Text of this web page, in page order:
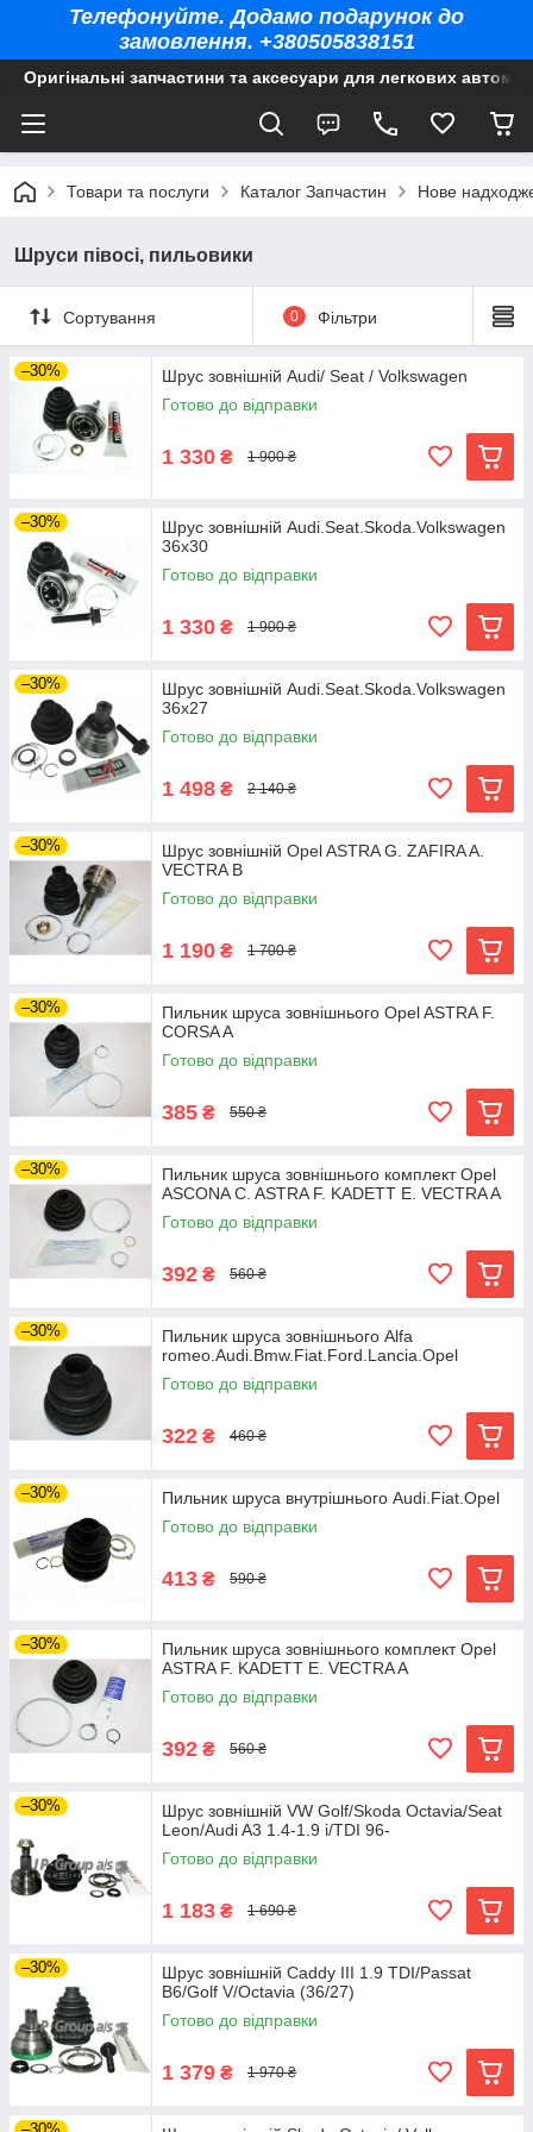
Телефонуйте. Додамо подарунок до
замовлення. +380505838151
Оригінальні запчастини та аксесуари для легкових
Товари та послуги Каталог Запчастин Нове
Шруси півосі, пильовики
Сортування 0 Фільтри
–30%
Шрус зовнішній Audi/ Seat / Volkswagen
Готово до відправки
1 330 ₴ 1 900 ₴
–30%
Шрус зовнішній Audi.Seat.Skoda.Volkswagen
36x30
Готово до відправки
1 330 ₴ 1 900 ₴
–30%
Шрус зовнішній Audi.Seat.Skoda.Volkswagen
36x27
Готово до відправки
1 498 ₴ 2 140 ₴
–30%
Шрус зовнішній Opel ASTRA G. ZAFIRA A.
VECTRA B
Готово до відправки
1 190 ₴ 1 700 ₴
–30%
Пильник шруса зовнішнього Opel ASTRA F.
CORSA A
Готово до відправки
385 ₴ 550 ₴
–30%
Пильник шруса зовнішнього комплект Opel
ASCONA C. ASTRA F. KADETT E. VECTRA A
Готово до відправки
392 ₴ 560 ₴
–30%
Пильник шруса зовнішнього Alfa
romeo.Audi.Bmw.Fiat.Ford.Lancia.Opel
Готово до відправки
322 ₴ 460 ₴
–30%
Пильник шруса внутрішнього Audi.Fiat.Opel
Готово до відправки
413 ₴ 590 ₴
–30%
Пильник шруса зовнішнього комплект Opel
ASTRA F. KADETT E. VECTRA A
Готово до відправки
392 ₴ 560 ₴
–30%
Шрус зовнішній VW Golf/Skoda Octavia/Seat
Leon/Audi A3 1.4-1.9 i/TDI 96-
Готово до відправки
1 183 ₴ 1 690 ₴
–30%
Шрус зовнішній Caddy III 1.9 TDI/Passat
B6/Golf V/Octavia (36/27)
Готово до відправки
1 379 ₴ 1 970 ₴